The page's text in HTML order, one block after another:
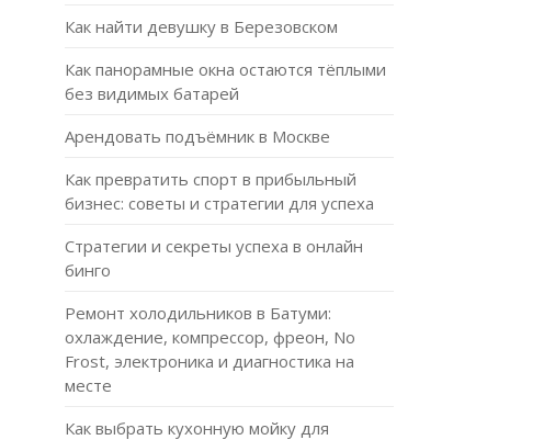
Как найти девушку в Березовском
Как панорамные окна остаются тёплыми
без видимых батарей
Арендовать подъёмник в Москве
Как превратить спорт в прибыльный
бизнес: советы и стратегии для успеха
Стратегии и секреты успеха в онлайн
бинго
Ремонт холодильников в Батуми:
охлаждение, компрессор, фреон, No
Frost, электроника и диагностика на
месте
Как выбрать кухонную мойку для